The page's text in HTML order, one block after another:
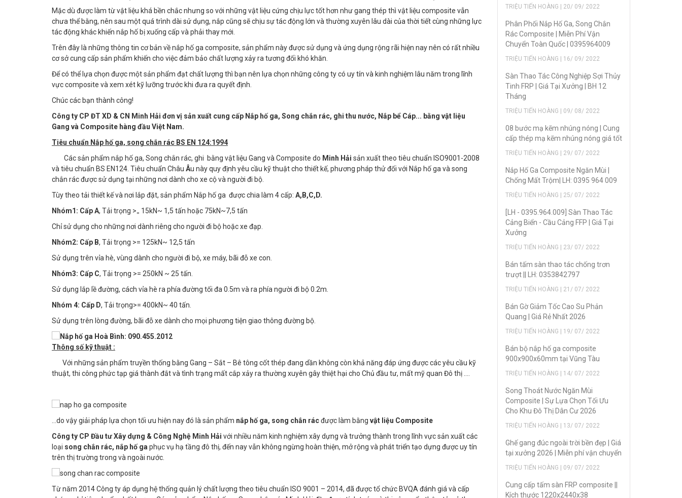
Mặc dù được làm từ vật liệu khá bền chắc nhưng so với những vật liệu cứng chịu lực tốt hơn như gang thép thì vật liệu composite vẫn
chưa thể bằng, nên sau một quá trình dài sử dụng, nắp cũng sẽ chịu sự tác động lớn và thường xuyên lâu dài của thời tiết cùng những lực
tác động khác khiến nắp hố bị xuống cấp và phải thay mới.
Trên đây là những thông tin cơ bản về nắp hố ga composite, sản phẩm này được sử dụng và ứng dụng rộng rãi hiện nay nên có rất nhiều
cơ sở cung cấp sản phẩm khiến cho việc đảm bảo chất lượng xảy ra tương đối khó khăn.
Để có thể lựa chọn được một sản phẩm đạt chất lượng thì bạn nên lựa chọn những công ty có uy tín và kinh nghiệm lâu năm trong lĩnh
vực composite và xem xét kỹ lưỡng trước khi đưa ra quyết định.
Chúc các bạn thành công!
Công ty CP ĐT XD & CN Minh Hải đơn vị sản xuất cung cấp Nắp hố ga, Song chắn rác, ghi thu nước, Nắp bể Cáp... bằng vật liệu
Gang và Composite hàng đầu Việt Nam.
Tiêu chuẩn Nắp hố ga, song chắn rác BS EN 124:1994
Các sản phẩm nắp hố ga, Song chắn rác, ghi bằng vật liệu Gang và Composite do Minh Hải sản xuất theo tiêu chuẩn ISO9001-2008
và tiêu chuẩn BS EN124. Tiêu chuẩn Châu Âu này quy định yêu cầu kỹ thuật cho thiết kế, phương pháp thử đối với Nắp hố ga và song
chắn rác được sử dụng tại những nơi dành cho xe cộ và người đi bộ.
Tùy theo tải thiết kế và nơi lắp đặt, sản phẩm Nắp hố ga được chia làm 4 cấp: A,B,C,D.
Nhóm1: Cấp A, Tải trọng >= 15kN~ 1,5 tấn hoặc 75kN~7,5 tấn
Chỉ sử dụng cho những nơi dành riêng cho người đi bộ hoặc xe đạp.
Nhóm2: Cấp B, Tải trọng >= 125kN~ 12,5 tấn
Sử dụng trên vỉa hè, vùng dành cho người đi bộ, xe máy, bãi đỗ xe con.
Nhóm3: Cấp C, Tải trọng >= 250kN ~ 25 tấn.
Sử dụng lắp lề đường, cách vỉa hè ra phía đường tối đa 0.5m và ra phía người đi bộ 0.2m.
Nhóm 4: Cấp D, Tải trọng>= 400kN~ 40 tấn.
Sử dụng trên lòng đường, bãi đỗ xe dành cho mọi phương tiện giao thông đường bộ.
Thông số kỹ thuật :
Với những sản phẩm truyền thống bằng Gang – Sắt – Bê tông cốt thép đang dần không còn khả năng đáp ứng được các yêu cầu kỹ
thuật, thi công phức tạp giá thành đắt và tình trạng mất cắp xảy ra thường xuyên gây thiệt hại cho Chủ đầu tư, mất mỹ quan Đô thị ….
...do vậy giải pháp lựa chọn tối ưu hiện nay đó là sản phẩm nắp hố ga, song chắn rácđược làm bằng vật liệu Composite
Công ty CP Đầu tư Xây dựng & Công Nghệ Minh Hải với nhiều năm kinh nghiệm xây dựng và trưởng thành trong lĩnh vực sản xuất các
loại song chắn rác, nắp hố ga phục vụ hạ tầng đô thị, đến nay vẫn không ngừng hoàn thiện, mở rộng và phát triển tạo dựng được uy tín
trên thị trường trong và ngoài nước.
Từ năm 2014 Công ty áp dụng hệ thống quản lý chất lượng theo tiêu chuẩn ISO 9001 – 2014, đã được tổ chức BVQA đánh giá và cấp
TRIỆU TIẾN HOÀNG | 20/ 09/ 2022
Phân Phối Nắp Hố Ga, Song Chắn
Rác Composite | Miễn Phí Vận
Chuyển Toàn Quốc | 0395964009
TRIỆU TIẾN HOÀNG | 16/ 09/ 2022
Sàn Thao Tác Công Nghiệp Sợi Thủy
Tinh FRP | Giá Tại Xưởng | BH 12
Tháng
TRIỆU TIẾN HOÀNG | 09/ 08/ 2022
08 bước mạ kẽm nhúng nóng | Cung
cấp thép mạ kẽm nhúng nóng giá tốt
TRIỆU TIẾN HOÀNG | 29/ 07/ 2022
Nắp Hố Ga Composite Ngăn Mùi |
Chống Mất Trộm| LH: 0395 964 009
TRIỆU TIẾN HOÀNG | 25/ 07/ 2022
[LH - 0395.964.009] Sàn Thao Tác
Cảng Biển - Cầu Cảng FFP | Giá Tại
Xưởng
TRIỆU TIẾN HOÀNG | 23/ 07/ 2022
Bán tấm sàn thao tác chống trơn
trượt || LH: 0353842797
TRIỆU TIẾN HOÀNG | 21/ 07/ 2022
Bán Gờ Giảm Tốc Cao Su Phản
Quang | Giá Rẻ Nhất 2026
TRIỆU TIẾN HOÀNG | 19/ 07/ 2022
Bán bộ nắp hố ga composite
900x900x60mm tại Vũng Tàu
TRIỆU TIẾN HOÀNG | 14/ 07/ 2022
Song Thoát Nước Ngăn Mùi
Composite | Sự Lựa Chọn Tối Ưu
Cho Khu Đô Thị Dân Cư 2026
TRIỆU TIẾN HOÀNG | 13/ 07/ 2022
Ghế gang đúc ngoài trời bền đẹp | Giá
tại xưởng 2026 | Miễn phí vận chuyển
TRIỆU TIẾN HOÀNG | 09/ 07/ 2022
Cung cấp tấm sàn FRP composite ||
Kích thước 1220x2440x38